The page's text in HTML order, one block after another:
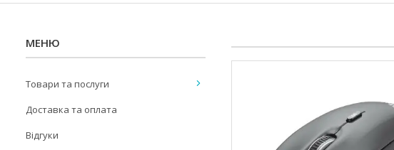
Товари та послуги
Доставка та оплата
Відгуки